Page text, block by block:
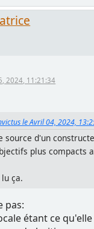
2024, 11:21:34
le Avril 04, 2024,
source d'un
plus compacts
ça.
pas:
étant ce